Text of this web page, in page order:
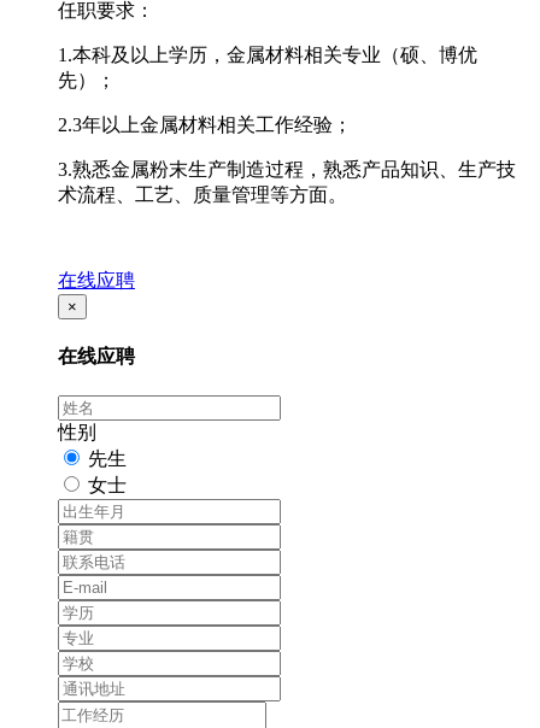
任职要求：
1.本科及以上学历，金属材料相关专业（硕、博优
先）；
2.3年以上金属材料相关工作经验；
3.熟悉金属粉末生产制造过程，熟悉产品知识、生产技
术流程、工艺、质量管理等方面。
在线应聘
×
在线应聘
性别
先生
女士